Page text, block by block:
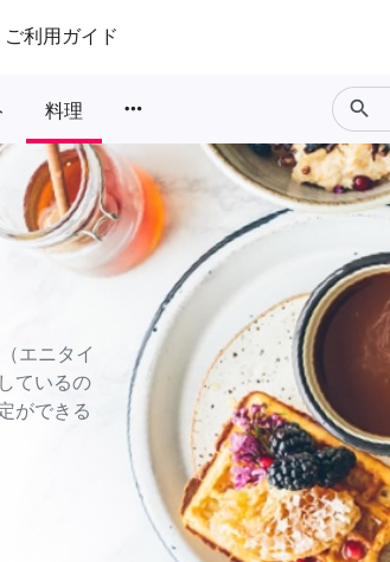
ご利用ガイド
料理 more_horiz search
エニタイ
ているの
ができる